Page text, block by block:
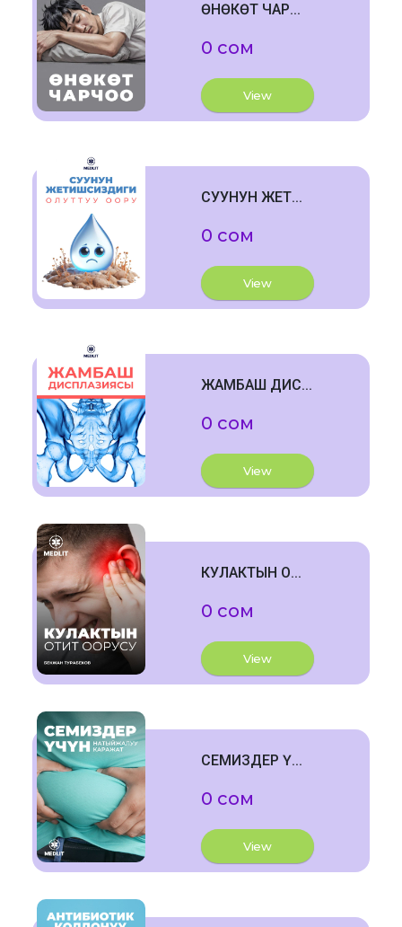
ӨНӨКӨТ ЧАР...
0 сом
View
СУУНУН ЖЕТ...
0 сом
View
ЖАМБАШ ДИС...
0 сом
View
КУЛАКТЫН О...
0 сом
View
СЕМИЗДЕР Ү...
0 сом
View